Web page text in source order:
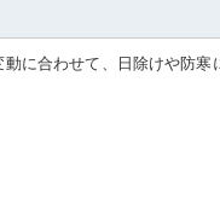
動に合わせて、日除けや防寒